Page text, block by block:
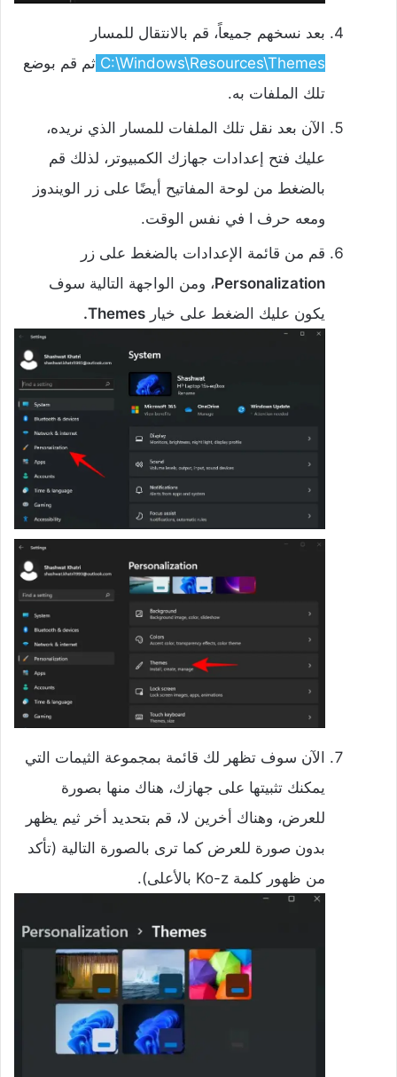
بعد نسخهم جميعاً، قم بالانتقال للمسار
C:\Windows\Resources\Themes ثم قم بوضع
تلك الملفات به.
الآن بعد نقل تلك الملفات للمسار الذي نريده،
عليك فتح إعدادات جهازك الكمبيوتر، لذلك قم
بالضغط من لوحة المفاتيح أيضًا على زر الويندوز
ومعه حرف I في نفس الوقت.
قم من قائمة الإعدادات بالضغط على زر
Personalization، ومن الواجهة التالية سوف
يكون عليك الضغط على خيار Themes.
الآن سوف تظهر لك قائمة بمجموعة الثيمات التي
يمكنك تثبيتها على جهازك، هناك منها بصورة
للعرض، وهناك أخرين لا، قم بتحديد أخر ثيم يظهر
بدون صورة للعرض كما ترى بالصورة التالية (تأكد
من ظهور كلمة Ko-z بالأعلى).